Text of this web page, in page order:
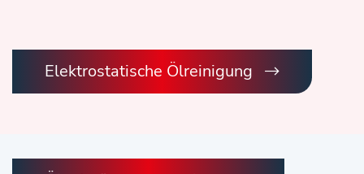
Elektrostatische Ölreinigung